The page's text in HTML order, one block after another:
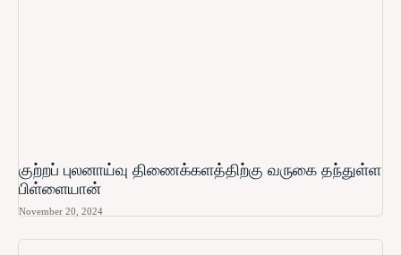
குற்றப் புலனாய்வு திணைக்களத்திற்கு வருகை தந்துள்ள
பிள்ளையான்
November 20, 2024